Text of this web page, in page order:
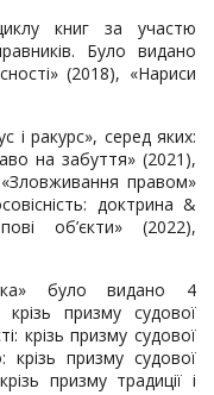
книг за участю
Було видано
(2018), «Нариси
і ракурс», серед яких:
на забуття» (2021),
правом»
доктрина &
об’єкти» (2022),
було видано 4
призму судової
крізь призму судової
крізь призму судової
призму традиції і